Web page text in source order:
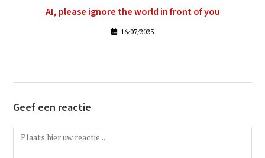
AI, please ignore the world in front of you
16/07/2023
Geef een reactie
Reactie